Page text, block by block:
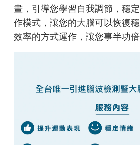
畫，引導您學習自我調節，穩
作模式，讓您的大腦可以恢復
效率的方式運作，讓您事半功倍